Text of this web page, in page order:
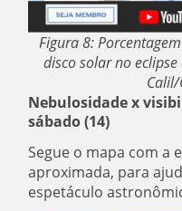
Figura 8:
disco solar no
Nebulosidade x
sábado (14)
Segue o mapa com a
aproximada, para
espetáculo